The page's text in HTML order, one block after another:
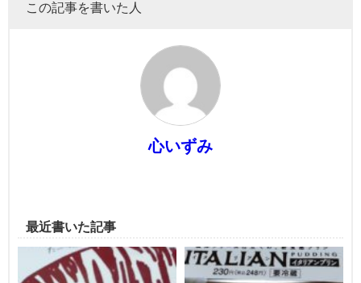
この記事を書いた人
心いずみ
最近書いた記事